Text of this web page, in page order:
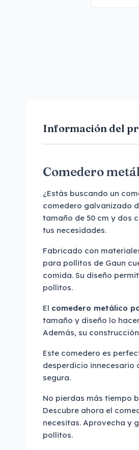
Información del
Comedero
¿Estás buscando un
comedero galvanizado
tamaño de 50 cm y dos
tus necesidades.
Fabricado con
para pollitos de Gaun
comida. Su diseño
pollitos.
El comedero metálico
tamaño y diseño lo
Además, su
Este comedero es
desperdicio innecesario
segura.
No pierdas más tiempo
Descubre ahora el
necesitas. Aprovecha y
pollitos.